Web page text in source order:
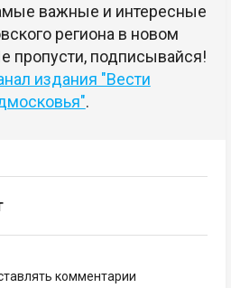
важные и интересные
региона в новом
пропусти, подписывайся!
издания "Вести
.
комментарии